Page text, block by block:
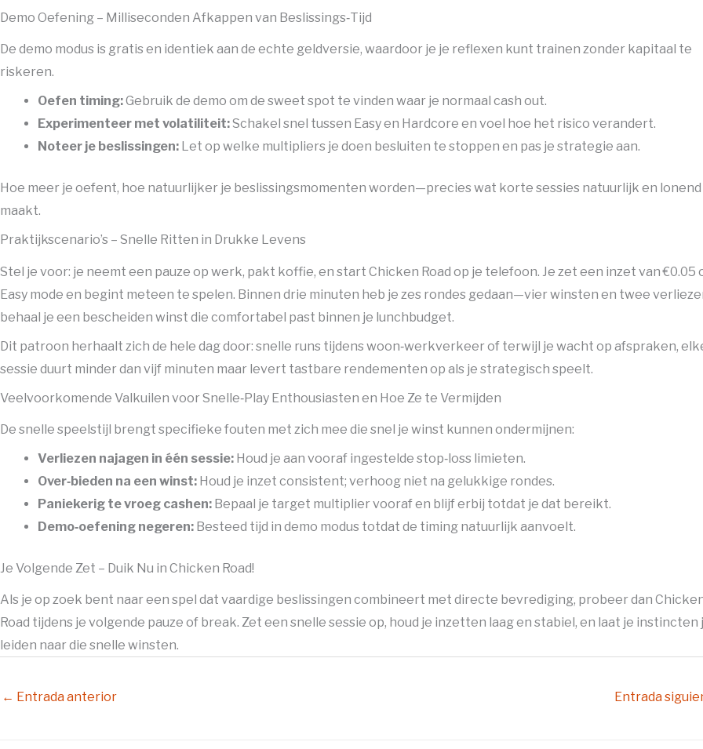
Demo Oefening – Milliseconden Afkappen van Beslissings‑Tijd
De demo modus is gratis en identiek aan de echte geldversie, waardoor je je reflexen kunt trainen zonder kapitaal te
riskeren.
Oefen timing:Gebruik de demo om de sweet spot te vinden waar je normaal cash out.
Experimenteer met volatiliteit:Schakel snel tussen Easy en Hardcore en voel hoe het risico verandert.
Noteer je beslissingen: Let op welke multipliers je doen besluiten te stoppen en pas je strategie aan.
Hoe meer je oefent, hoe natuurlijker je beslissingsmomenten worden—precies wat korte sessies natuurlijk en lonend
maakt.
Praktijkscenario’s – Snelle Ritten in Drukke Levens
Stel je voor: je neemt een pauze op werk, pakt koffie, en start Chicken Road op je telefoon. Je zet een inzet van €0.05
Easy mode en begint meteen te spelen. Binnen drie minuten heb je zes rondes gedaan—vier winsten en twee
behaal je een bescheiden winst die comfortabel past binnen je lunchbudget.
Dit patroon herhaalt zich de hele dag door: snelle runs tijdens woon‑werkverkeer of terwijl je wacht op afspraken,
sessie duurt minder dan vijf minuten maar levert tastbare rendementen op als je strategisch speelt.
Veelvoorkomende Valkuilen voor Snelle‑Play Enthousiasten en Hoe Ze te Vermijden
De snelle speelstijl brengt specifieke fouten met zich mee die snel je winst kunnen ondermijnen:
Verliezen najagen in één sessie: Houd je aan vooraf ingestelde stop‑loss limieten.
Over‑bieden na een winst: Houd je inzet consistent; verhoog niet na gelukkige rondes.
Paniekerig te vroeg cashen: Bepaal je target multiplier vooraf en blijf erbij totdat je dat bereikt.
Demo‑oefening negeren: Besteed tijd in demo modus totdat de timing natuurlijk aanvoelt.
Je Volgende Zet – Duik Nu in Chicken Road!
Als je op zoek bent naar een spel dat vaardige beslissingen combineert met directe bevrediging, probeer dan
Road tijdens je volgende pauze of break. Zet een snelle sessie op, houd je inzetten laag en stabiel, en laat je instincten
leiden naar die snelle winsten.
← Entrada anterior Entrada